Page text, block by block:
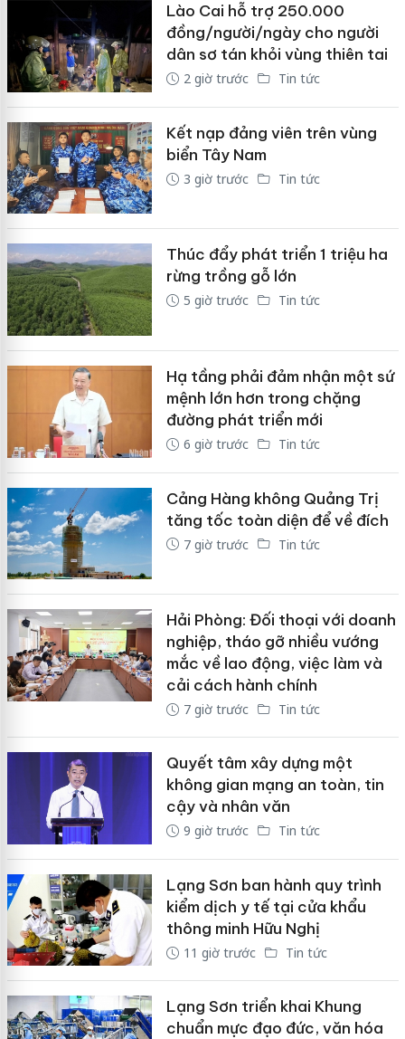
Lào Cai hỗ trợ 250.000
đồng/người/ngày cho người
dân sơ tán khỏi vùng thiên tai
2 giờ trước Tin tức
Kết nạp đảng viên trên vùng
biển Tây Nam
3 giờ trước Tin tức
Thúc đẩy phát triển 1 triệu ha
rừng trồng gỗ lớn
5 giờ trước Tin tức
Hạ tầng phải đảm nhận một sứ
mệnh lớn hơn trong chặng
đường phát triển mới
6 giờ trước Tin tức
Cảng Hàng không Quảng Trị
tăng tốc toàn diện để về đích
7 giờ trước Tin tức
Hải Phòng: Đối thoại với doanh
nghiệp, tháo gỡ nhiều vướng
mắc về lao động, việc làm và
cải cách hành chính
7 giờ trước Tin tức
Quyết tâm xây dựng một
không gian mạng an toàn, tin
cậy và nhân văn
9 giờ trước Tin tức
Lạng Sơn ban hành quy trình
kiểm dịch y tế tại cửa khẩu
thông minh Hữu Nghị
11 giờ trước Tin tức
Lạng Sơn triển khai Khung
chuẩn mực đạo đức, văn hóa